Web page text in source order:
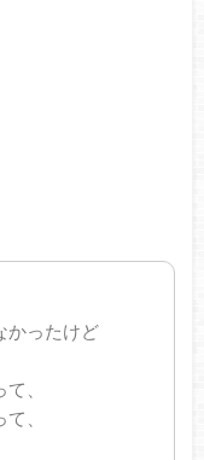
かったけど
、
、